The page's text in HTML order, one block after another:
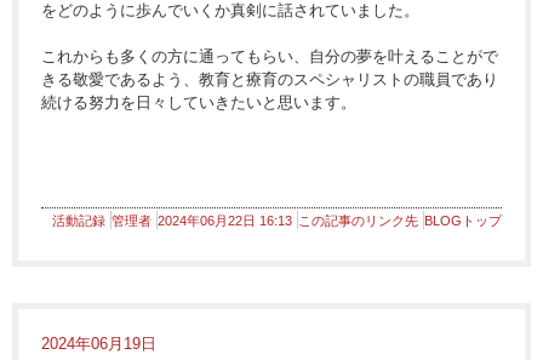
をどのように歩んでいくか真剣に話されていました。
これからも多くの方に通ってもらい、自分の夢を叶えることがで
きる敬愛であるよう、教育と療育のスペシャリストの職員であり
続ける努力を日々していきたいと思います。
活動記録 管理者 2024年06月22日 16:13 この記事のリンク先 BLOGトップ
2024年06月19日